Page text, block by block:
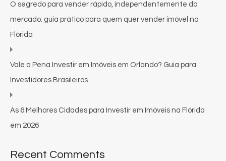
O segredo para vender rápido, independentemente do
mercado: guia prático para quem quer vender imóvel na
Flórida
Vale a Pena Investir em Imóveis em Orlando? Guia para
Investidores Brasileiros
As 6 Melhores Cidades para Investir em Imóveis na Flórida
em 2026
Recent Comments